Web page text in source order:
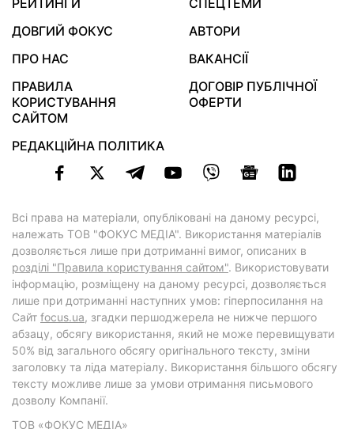
РЕЙТИНГИ
СПЕЦТЕМИ
ДОВГИЙ ФОКУС
АВТОРИ
ПРО НАС
ВАКАНСІЇ
ПРАВИЛА
КОРИСТУВАННЯ
САЙТОМ
ДОГОВІР ПУБЛІЧНОЇ
ОФЕРТИ
РЕДАКЦІЙНА ПОЛІТИКА
Всі права на матеріали, опубліковані на даному ресурсі,
належать ТОВ "ФОКУС МЕДІА". Використання матеріалів
дозволяється лише при дотриманні вимог, описаних в
розділі "Правила користування сайтом". Використовувати
інформацію, розміщену на даному ресурсі, дозволяється
лише при дотриманні наступних умов: гіперпосилання на
Cайт focus.ua, згадки першоджерела не нижче першого
абзацу, обсягу використання, який не може перевищувати
50% від загального обсягу оригінального тексту, зміни
заголовку та ліда матеріалу. Використання більшого обсягу
тексту можливе лише за умови отримання письмового
дозволу Компанії.
ТОВ «ФОКУС МЕДІА»